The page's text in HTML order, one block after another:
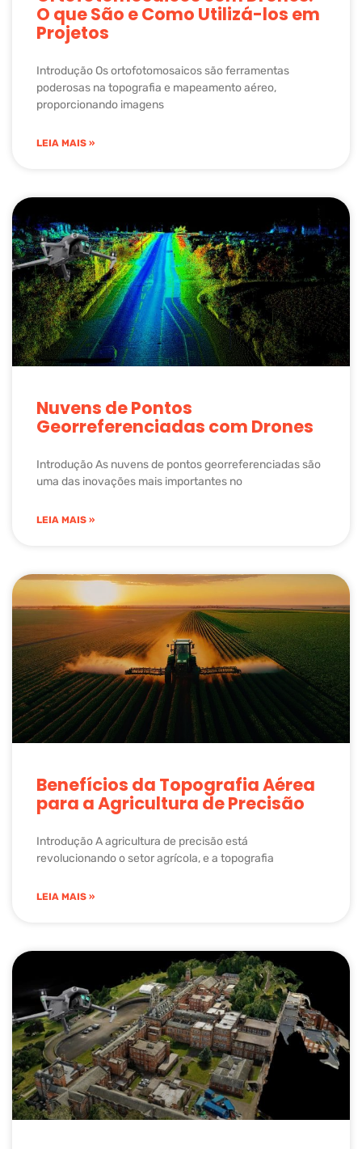
O que São e Como Utilizá-los em
Projetos
Introdução Os ortofotomosaicos são ferramentas
poderosas na topografia e mapeamento aéreo,
proporcionando imagens
LEIA MAIS »
Nuvens de Pontos
Georreferenciadas com Drones
Introdução As nuvens de pontos georreferenciadas são
uma das inovações mais importantes no
LEIA MAIS »
Benefícios da Topografia Aérea
para a Agricultura de Precisão
Introdução A agricultura de precisão está
revolucionando o setor agrícola, e a topografia
LEIA MAIS »